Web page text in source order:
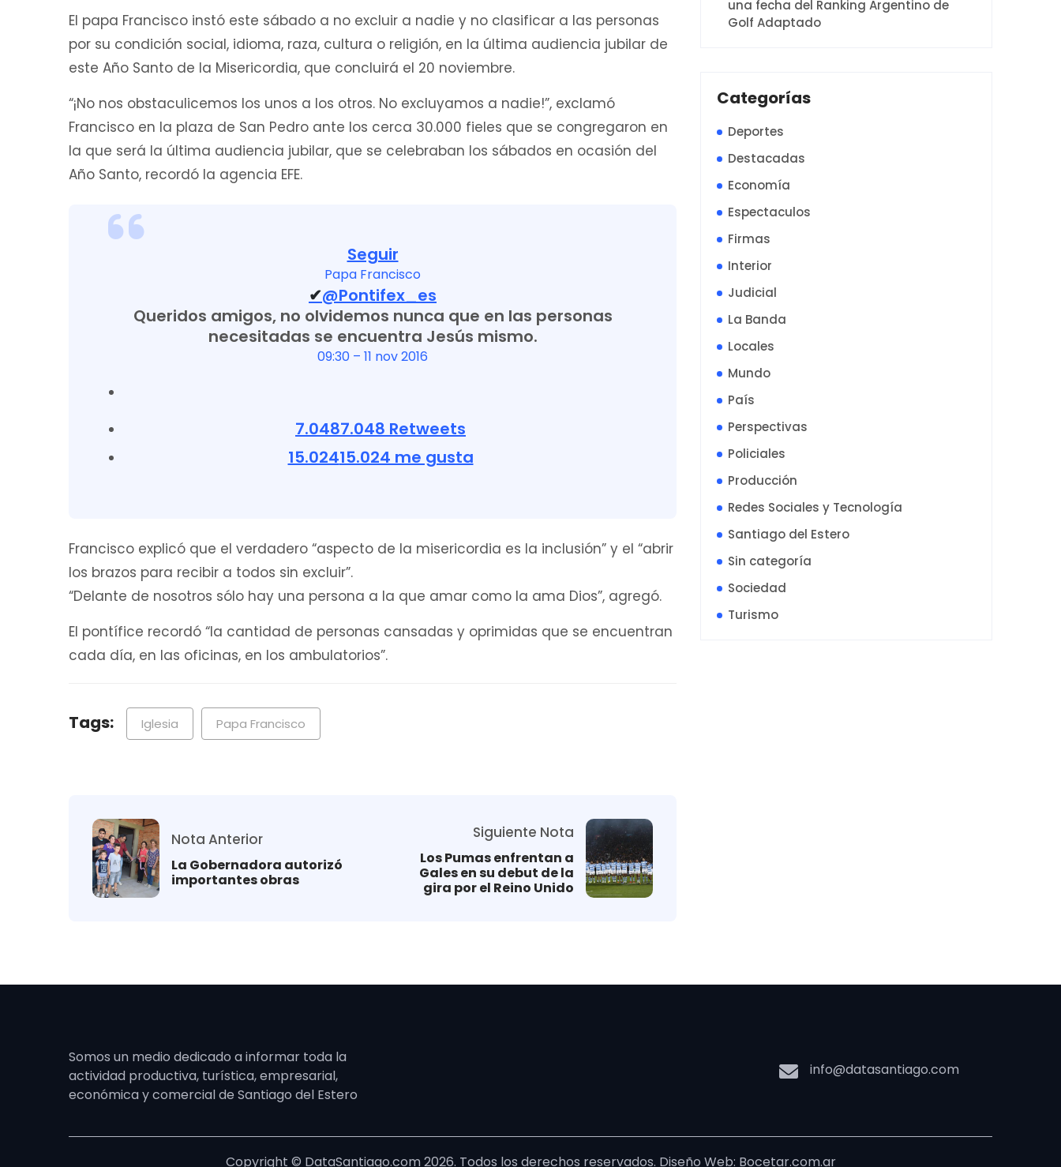
El papa Francisco instó este sábado a no excluir a nadie y no clasificar a las personas
por su condición social, idioma, raza, cultura o religión, en la última audiencia jubilar de
este Año Santo de la Misericordia, que concluirá el 20 noviembre.
“¡No nos obstaculicemos los unos a los otros. No excluyamos a nadie!”, exclamó
Francisco en la plaza de San Pedro ante los cerca 30.000 fieles que se congregaron en
la que será la última audiencia jubilar, que se celebraban los sábados en ocasión del
Año Santo, recordó la agencia EFE.
Seguir
Papa Francisco
✔@Pontifex_es
Queridos amigos, no olvidemos nunca que en las personas
necesitadas se encuentra Jesús mismo.
09:30 – 11 nov 2016
7.0487.048 Retweets
15.02415.024 me gusta
Francisco explicó que el verdadero “aspecto de la misericordia es la inclusión” y el “abrir
los brazos para recibir a todos sin excluir”.
“Delante de nosotros sólo hay una persona a la que amar como la ama Dios”, agregó.
El pontífice recordó “la cantidad de personas cansadas y oprimidas que se encuentran
cada día, en las oficinas, en los ambulatorios”.
Tags: Iglesia Papa Francisco
Nota Anterior
La Gobernadora autorizó
importantes obras
Siguiente Nota
Los Pumas enfrentan a
Gales en su debut de la
gira por el Reino Unido
una fecha del Ranking Argentino de
Golf Adaptado
Categorías
Deportes
Destacadas
Economía
Espectaculos
Firmas
Interior
Judicial
La Banda
Locales
Mundo
País
Perspectivas
Policiales
Producción
Redes Sociales y Tecnología
Santiago del Estero
Sin categoría
Sociedad
Turismo
Somos un medio dedicado a informar toda la
actividad productiva, turística, empresarial,
económica y comercial de Santiago del Estero
info@datasantiago.com
Copyright © DataSantiago.com 2026. Todos los derechos reservados. Diseño Web: Bocetar.com.ar